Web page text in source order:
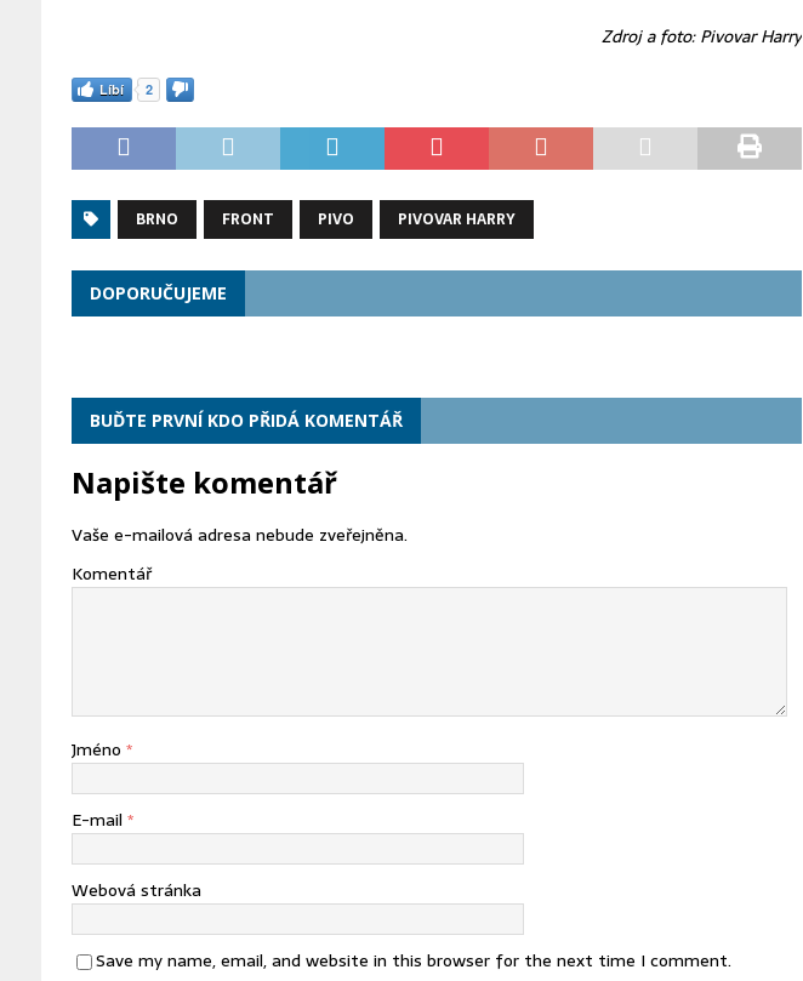
Zdroj a foto: Pivovar Harry
Líbí 2
BRNO FRONT PIVO PIVOVAR HARRY
DOPORUČUJEME
BUĎTE PRVNÍ KDO PŘIDÁ KOMENTÁŘ
Napište komentář
Vaše e-mailová adresa nebude zveřejněna.
Komentář
Jméno *
E-mail *
Webová stránka
Save my name, email, and website in this browser for the next time I comment.